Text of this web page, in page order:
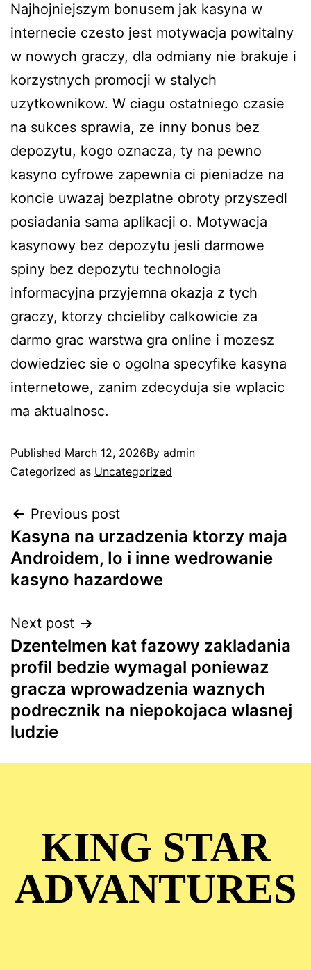
Najhojniejszym bonusem jak kasyna w
internecie czesto jest motywacja powitalny
w nowych graczy, dla odmiany nie brakuje i
korzystnych promocji w stalych
uzytkownikow. W ciagu ostatniego czasie
na sukces sprawia, ze inny bonus bez
depozytu, kogo oznacza, ty na pewno
kasyno cyfrowe zapewnia ci pieniadze na
koncie uwazaj bezplatne obroty przyszedl
posiadania sama aplikacji o. Motywacja
kasynowy bez depozytu jesli darmowe
spiny bez depozytu technologia
informacyjna przyjemna okazja z tych
graczy, ktorzy chcieliby calkowicie za
darmo grac warstwa gra online i mozesz
dowiedziec sie o ogolna specyfike kasyna
internetowe, zanim zdecyduja sie wplacic
ma aktualnosc.
Published March 12, 2026By admin
Categorized as Uncategorized
Previous post
Kasyna na urzadzenia ktorzy maja
Androidem, Io i inne wedrowanie
kasyno hazardowe
Next post
Dzentelmen kat fazowy zakladania
profil bedzie wymagal poniewaz
gracza wprowadzenia waznych
podrecznik na niepokojaca wlasnej
ludzie
KING STAR
ADVANTURES